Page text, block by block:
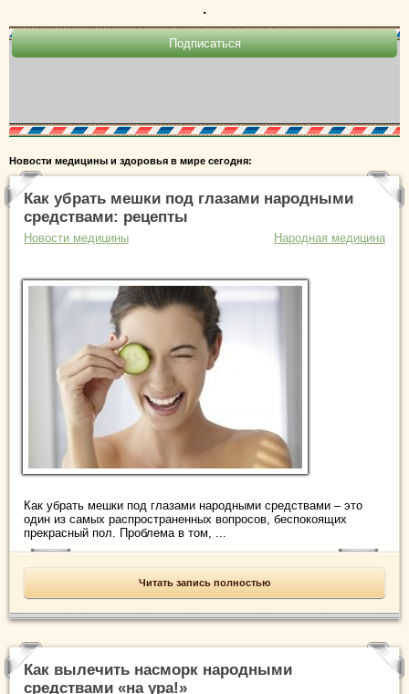
.
Новости медицины и здоровья в мире сегодня:
Как убрать мешки под глазами народными
средствами: рецепты
Новости медицины Народная медицина
Как убрать мешки под глазами народными средствами – это
один из самых распространенных вопросов, беспокоящих
прекрасный пол. Проблема в том, ...
Читать запись полностью
Как вылечить насморк народными
средствами «на ура!»